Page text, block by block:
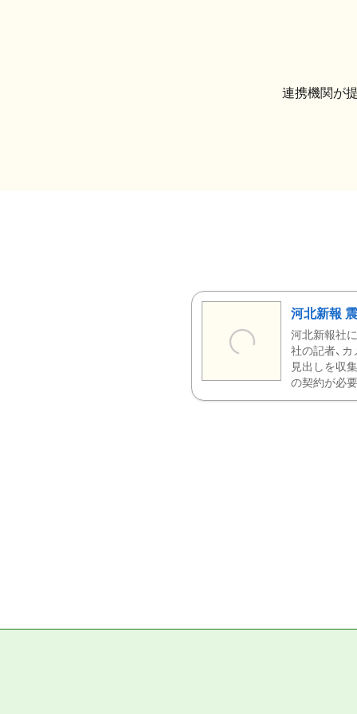
連携機関が
河北新報
河北新報社
社の記者、
見出しを収
の契約が必要